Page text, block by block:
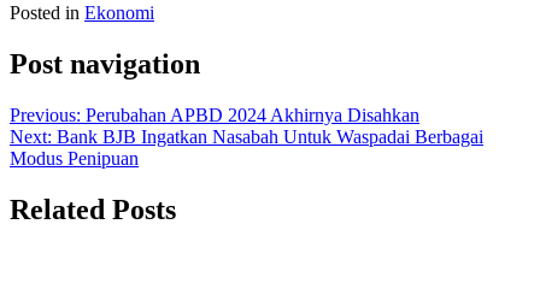
Posted in Ekonomi
Post navigation
Previous: Perubahan APBD 2024 Akhirnya Disahkan
Next: Bank BJB Ingatkan Nasabah Untuk Waspadai Berbagai
Modus Penipuan
Related Posts